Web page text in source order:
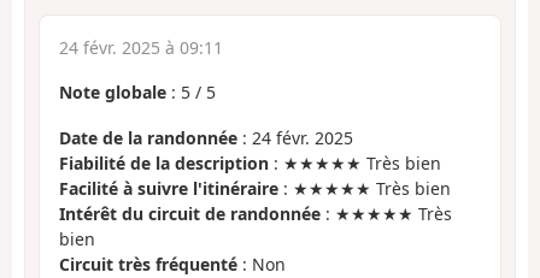
24 févr. 2025 à 09:11
Note globale : 5 / 5
Date de la randonnée : 24 févr. 2025
Fiabilité de la description : ★★★★★ Très bien
Facilité à suivre l'itinéraire : ★★★★★ Très bien
Intérêt du circuit de randonnée : ★★★★★ Très
bien
Circuit très fréquenté : Non